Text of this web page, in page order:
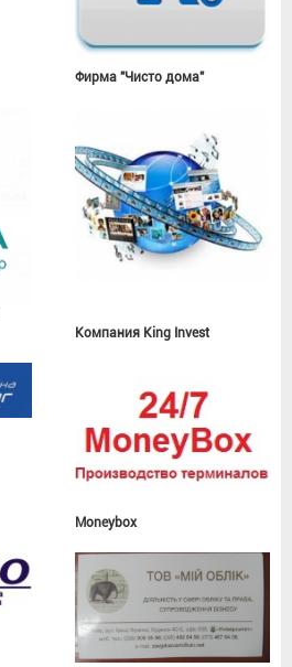
Фирма "Чисто дома"
Компания King Invest
Moneybox